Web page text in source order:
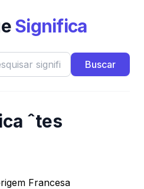
Significa
Buscar
ˆtes
Francesa